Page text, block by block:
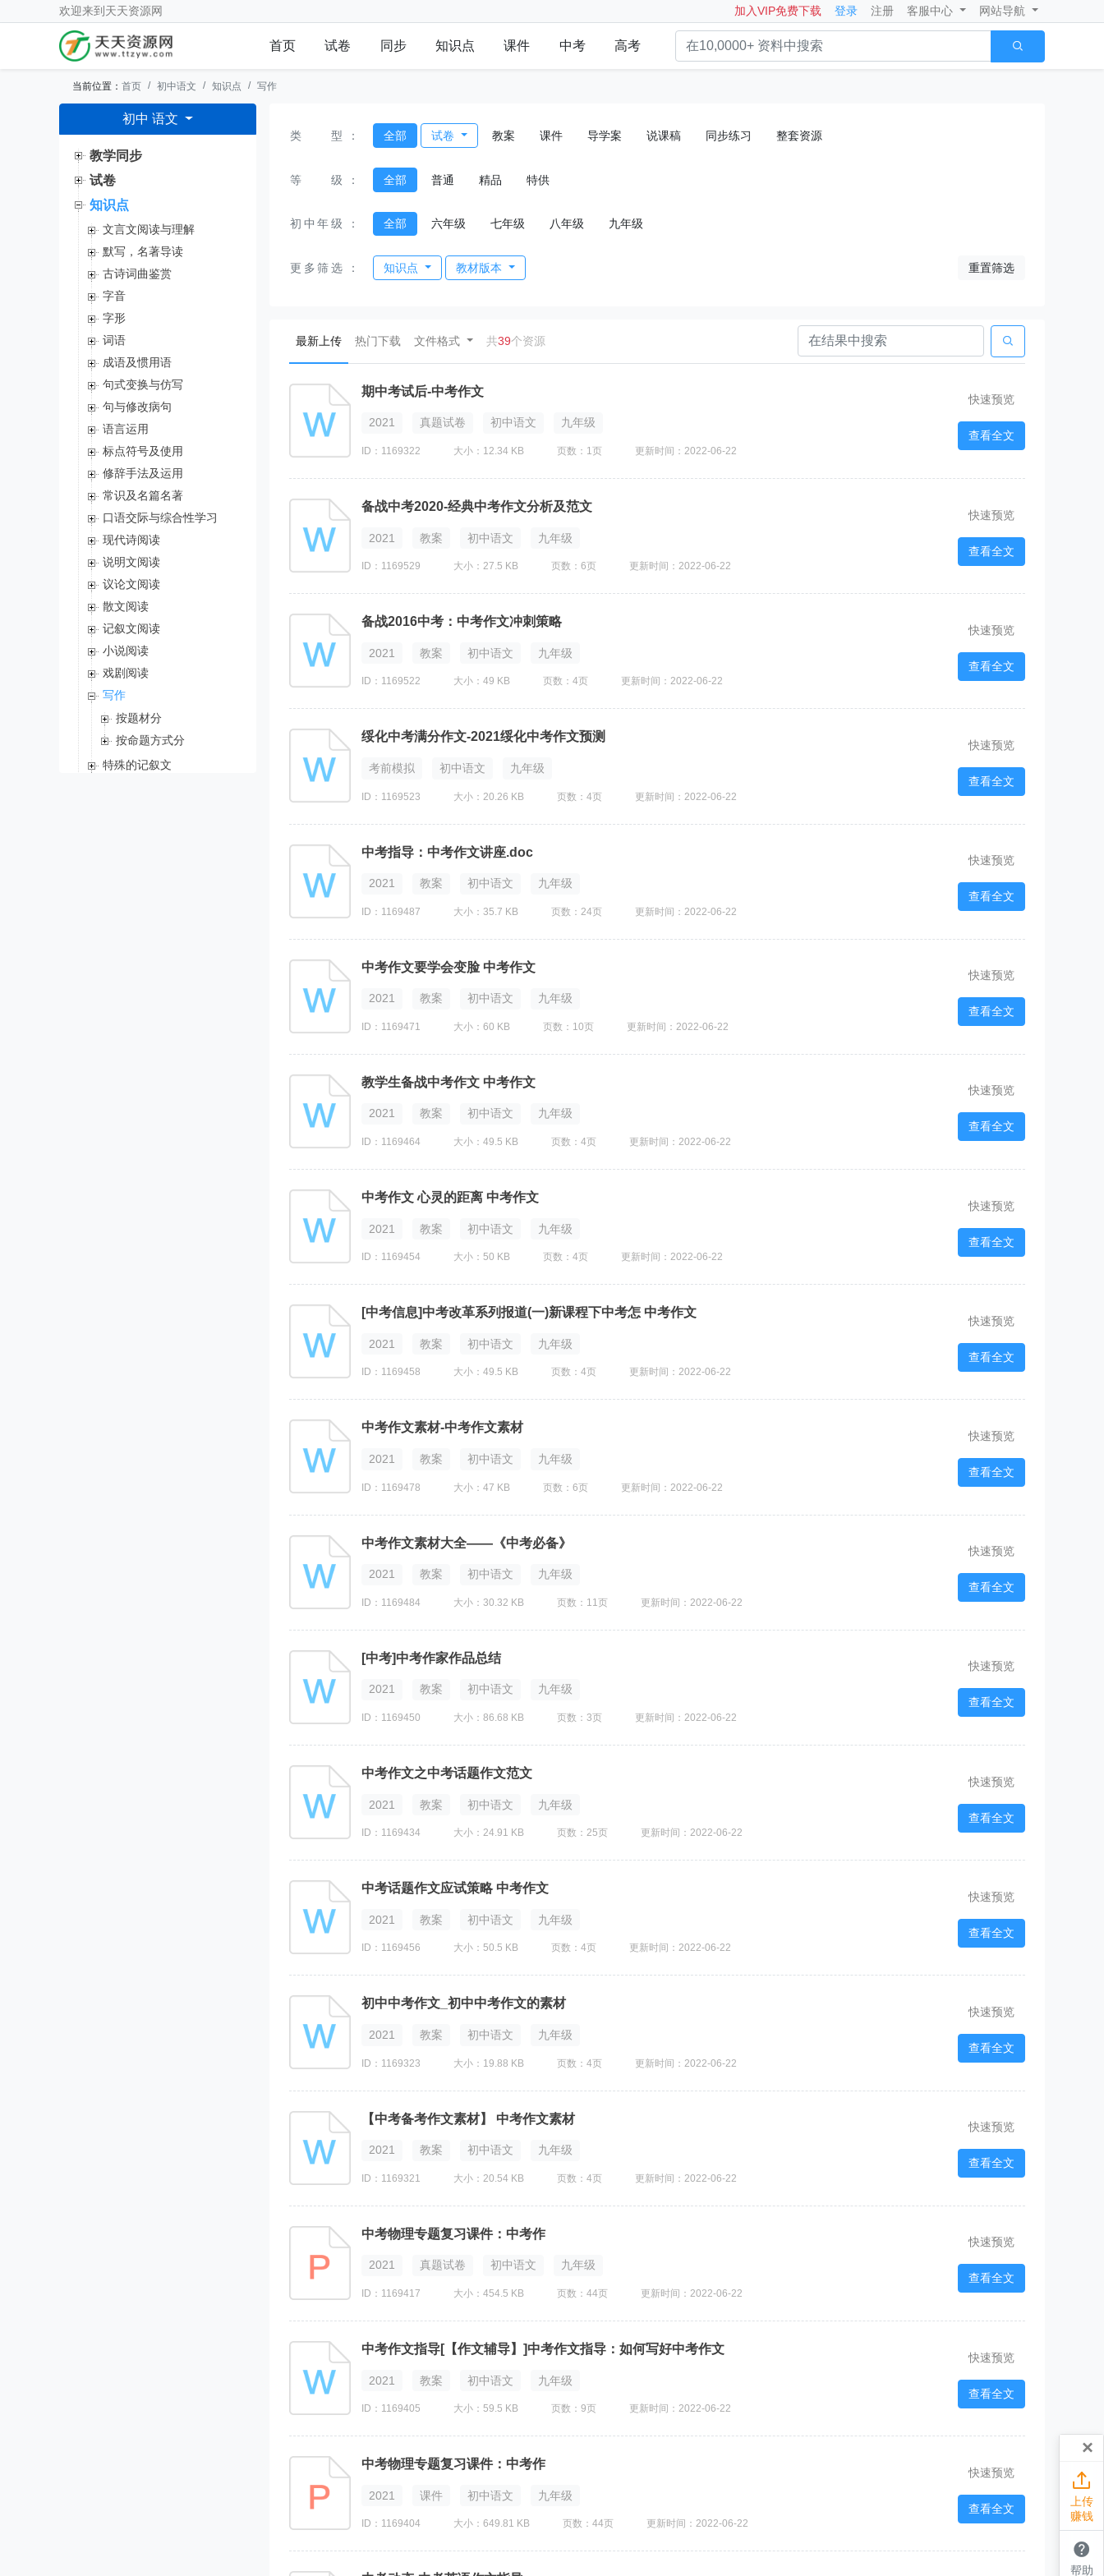
欢迎来到 天天资源网 加入VIP免费下载 登录 注册 客服中心 网站导航
首页 试卷 同步 知识点 课件 中考 高考 
当前位置： 首页 初中语文 知识点 写作
初中 语文
教学同步
试卷
知识点
文言文阅读与理解
默写，名著导读
古诗词曲鉴赏
字音
字形
词语
成语及惯用语
句式变换与仿写
句与修改病句
语言运用
标点符号及使用
修辞手法及运用
常识及名篇名著
口语交际与综合性学习
现代诗阅读
说明文阅读
议论文阅读
散文阅读
记叙文阅读
小说阅读
戏剧阅读
写作
按题材分
按命题方式分
特殊的记叙文
类型 ： 全部 试卷 教案 课件 导学案 说课稿 同步练习 整套资源
等级 ： 全部 普通 精品 特供
初中年级 ： 全部 六年级 七年级 八年级 九年级
更多筛选 ： 知识点 教材版本 重置筛选
最新上传(current)
热门下载 文件格式 共39个资源 
期中考试后-中考作文
2021 真题试卷 初中语文 九年级
ID：1169322 大小：12.34 KB 页数：1页 更新时间：2022-06-22
快速预览
查看全文
备战中考2020-经典中考作文分析及范文
2021 教案 初中语文 九年级
ID：1169529 大小：27.5 KB 页数：6页 更新时间：2022-06-22
快速预览
查看全文
备战2016中考：中考作文冲刺策略
2021 教案 初中语文 九年级
ID：1169522 大小：49 KB 页数：4页 更新时间：2022-06-22
快速预览
查看全文
绥化中考满分作文-2021绥化中考作文预测
考前模拟 初中语文 九年级
ID：1169523 大小：20.26 KB 页数：4页 更新时间：2022-06-22
快速预览
查看全文
中考指导：中考作文讲座.doc
2021 教案 初中语文 九年级
ID：1169487 大小：35.7 KB 页数：24页 更新时间：2022-06-22
快速预览
查看全文
中考作文要学会变脸 中考作文
2021 教案 初中语文 九年级
ID：1169471 大小：60 KB 页数：10页 更新时间：2022-06-22
快速预览
查看全文
教学生备战中考作文 中考作文
2021 教案 初中语文 九年级
ID：1169464 大小：49.5 KB 页数：4页 更新时间：2022-06-22
快速预览
查看全文
中考作文 心灵的距离 中考作文
2021 教案 初中语文 九年级
ID：1169454 大小：50 KB 页数：4页 更新时间：2022-06-22
快速预览
查看全文
[中考信息]中考改革系列报道(一)新课程下中考怎 中考作文
2021 教案 初中语文 九年级
ID：1169458 大小：49.5 KB 页数：4页 更新时间：2022-06-22
快速预览
查看全文
中考作文素材-中考作文素材
2021 教案 初中语文 九年级
ID：1169478 大小：47 KB 页数：6页 更新时间：2022-06-22
快速预览
查看全文
中考作文素材大全——《中考必备》
2021 教案 初中语文 九年级
ID：1169484 大小：30.32 KB 页数：11页 更新时间：2022-06-22
快速预览
查看全文
[中考]中考作家作品总结
2021 教案 初中语文 九年级
ID：1169450 大小：86.68 KB 页数：3页 更新时间：2022-06-22
快速预览
查看全文
中考作文之中考话题作文范文
2021 教案 初中语文 九年级
ID：1169434 大小：24.91 KB 页数：25页 更新时间：2022-06-22
快速预览
查看全文
中考话题作文应试策略 中考作文
2021 教案 初中语文 九年级
ID：1169456 大小：50.5 KB 页数：4页 更新时间：2022-06-22
快速预览
查看全文
初中中考作文_初中中考作文的素材
2021 教案 初中语文 九年级
ID：1169323 大小：19.88 KB 页数：4页 更新时间：2022-06-22
快速预览
查看全文
【中考备考作文素材】 中考作文素材
2021 教案 初中语文 九年级
ID：1169321 大小：20.54 KB 页数：4页 更新时间：2022-06-22
快速预览
查看全文
中考物理专题复习课件：中考作
2021 真题试卷 初中语文 九年级
ID：1169417 大小：454.5 KB 页数：44页 更新时间：2022-06-22
快速预览
查看全文
中考作文指导[【作文辅导】]中考作文指导：如何写好中考作文
2021 教案 初中语文 九年级
ID：1169405 大小：59.5 KB 页数：9页 更新时间：2022-06-22
快速预览
查看全文
中考物理专题复习课件：中考作
2021 课件 初中语文 九年级
ID：1169404 大小：649.81 KB 页数：44页 更新时间：2022-06-22
快速预览
查看全文
×

上传
赚钱

帮助